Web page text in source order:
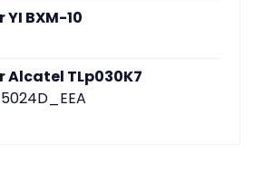
BXM-10
Alcatel TLp030K7